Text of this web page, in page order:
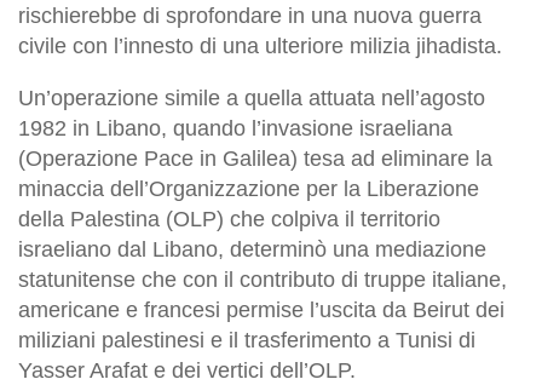
rischierebbe di sprofondare in una nuova guerra
civile con l’innesto di una ulteriore milizia jihadista.
Un’operazione simile a quella attuata nell’agosto
1982 in Libano, quando l’invasione israeliana
(Operazione Pace in Galilea) tesa ad eliminare la
minaccia dell’Organizzazione per la Liberazione
della Palestina (OLP) che colpiva il territorio
israeliano dal Libano, determinò una mediazione
statunitense che con il contributo di truppe italiane,
americane e francesi permise l’uscita da Beirut dei
miliziani palestinesi e il trasferimento a Tunisi di
Yasser Arafat e dei vertici dell’OLP.